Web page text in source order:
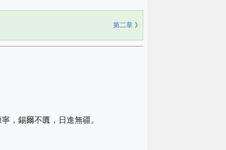
第二章 》
，錫爾不匱，日進無疆。